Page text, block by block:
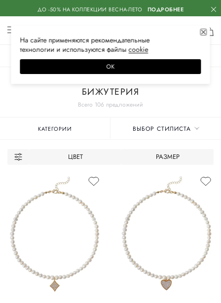
ДО -50% НА КОЛЛЕКЦИИ ВЕСНА-ЛЕТО ПОДРОБНЕЕ
Всего 106 предложений
БИЖУТЕРИЯ
КАТЕГОРИИ ВЫБОР СТИЛИСТА
ЦВЕТ РАЗМЕР
На сайте применяются рекомендательные
технологии и используются файлысооkiе
ОК